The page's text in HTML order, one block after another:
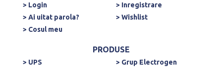
> Login
> Inregistrare
> Ai uitat parola?
> Wishlist
> Cosul meu
PRODUSE
> UPS
> Grup Electrogen